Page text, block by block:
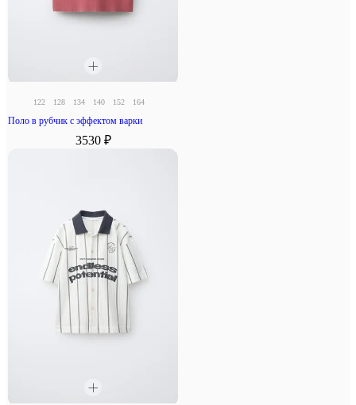
122 128 134 140 152 164
Поло в рубчик с эффектом варки
3530 ₽